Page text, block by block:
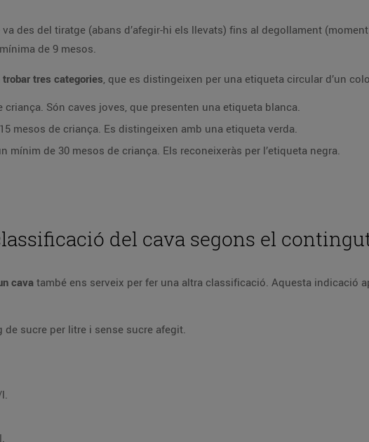
va des del tiratge (abans d’afegir-hi els llevats) fins al degollament
de 9 mesos.
tres categories, que es distingeixen per una etiqueta circular d’un
criança. Són caves joves, que presenten una etiqueta blanca.
mesos de criança. Es distingeixen amb una etiqueta verda.
mínim de 30 mesos de criança. Els reconeixeràs per l’etiqueta negra.
del cava segons el
cava també ens serveix per fer una altra classificació. Aquesta indicació
de sucre per litre i sense sucre afegit.